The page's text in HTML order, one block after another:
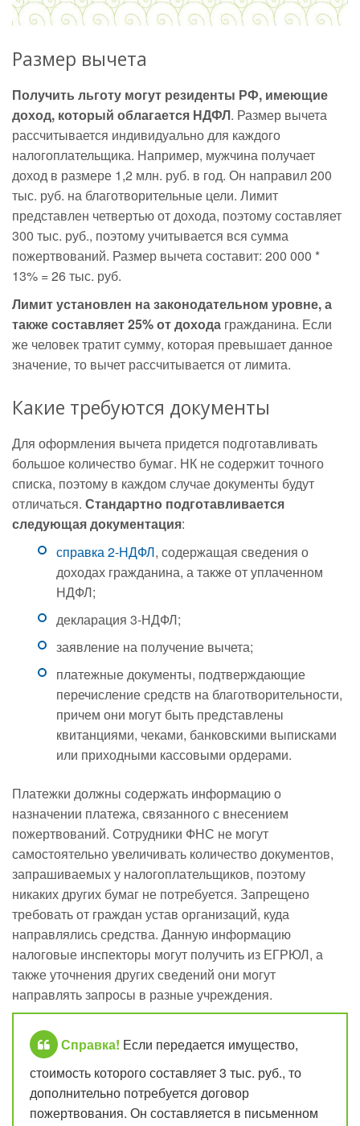
Размер вычета
Получить льготу могут резиденты РФ, имеющие
доход, который облагается НДФЛ. Размер вычета
рассчитывается индивидуально для каждого
налогоплательщика. Например, мужчина получает
доход в размере 1,2 млн. руб. в год. Он направил 200
тыс. руб. на благотворительные цели. Лимит
представлен четвертью от дохода, поэтому составляет
300 тыс. руб., поэтому учитывается вся сумма
пожертвований. Размер вычета составит: 200 000 *
13% = 26 тыс. руб.
Лимит установлен на законодательном уровне, а
также составляет 25% от дохода гражданина. Если
же человек тратит сумму, которая превышает данное
значение, то вычет рассчитывается от лимита.
Какие требуются документы
Для оформления вычета придется подготавливать
большое количество бумаг. НК не содержит точного
списка, поэтому в каждом случае документы будут
отличаться. Стандартно подготавливается
следующая документация:
справка 2-НДФЛ, содержащая сведения о
доходах гражданина, а также от уплаченном
НДФЛ;
декларация 3-НДФЛ;
заявление на получение вычета;
платежные документы, подтверждающие
перечисление средств на благотворительности,
причем они могут быть представлены
квитанциями, чеками, банковскими выписками
или приходными кассовыми ордерами.
Платежки должны содержать информацию о
назначении платежа, связанного с внесением
пожертвований. Сотрудники ФНС не могут
самостоятельно увеличивать количество документов,
запрашиваемых у налогоплательщиков, поэтому
никаких других бумаг не потребуется. Запрещено
требовать от граждан устав организаций, куда
направлялись средства. Данную информацию
налоговые инспекторы могут получить из ЕГРЮЛ, а
также уточнения других сведений они могут
направлять запросы в разные учреждения.
Справка! Если передается имущество,
стоимость которого составляет 3 тыс. руб., то
дополнительно потребуется договор
пожертвования. Он составляется в письменном